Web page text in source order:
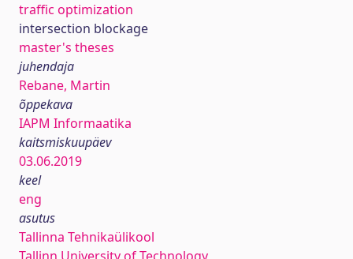
traffic optimization
intersection blockage
master's theses
juhendaja
Rebane, Martin
õppekava
IAPM Informaatika
kaitsmiskuupäev
03.06.2019
keel
eng
asutus
Tallinna Tehnikaülikool